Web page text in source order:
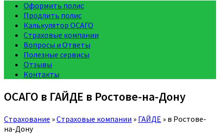
Оформить полис
Продлить полис
Калькулятор ОСАГО
Страховые компании
Вопросы и Ответы
Полезные сервисы
Отзывы
Контакты
ОСАГО в ГАЙДЕ в Ростове-на-Дону
Страхование »Страховые компании » ГАЙДЕ » в Ростове-
на-Дону